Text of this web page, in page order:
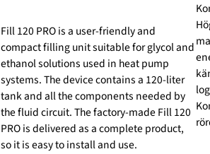
Fill 120 PRO is a user-friendly and
compact filling unit suitable for glycol and
ethanol solutions used in heat pump
systems. The device contains a 120-liter
tank and all the components needed by
the fluid circuit. The factory-made Fill 120
PRO is delivered as a complete product,
so it is easy to install and use.